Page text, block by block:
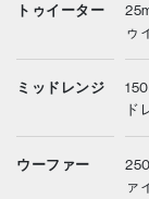
トゥイーター
ミッドレンジ
ウーファー
ゥ
ド
ァ